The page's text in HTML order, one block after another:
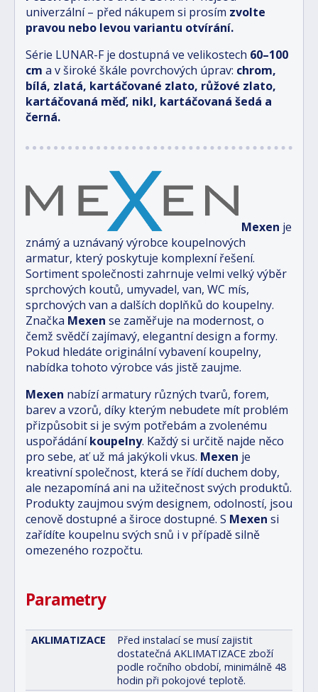
univerzální – před nákupem si prosím zvolte
pravou nebo levou variantu otvírání.
Série LUNAR-F je dostupná ve velikostech 60–100
cm a v široké škále povrchových úprav: chrom,
bílá, zlatá, kartáčované zlato, růžové zlato,
kartáčovaná měď, nikl, kartáčovaná šedá a
černá.
Mexen je
známý a uznávaný výrobce koupelnových
armatur, který poskytuje komplexní řešení.
Sortiment společnosti zahrnuje velmi velký výběr
sprchových koutů, umyvadel, van, WC mís,
sprchových van a dalších doplňků do koupelny.
Značka Mexen se zaměřuje na modernost, o
čemž svědčí zajímavý, elegantní design a formy.
Pokud hledáte originální vybavení koupelny,
nabídka tohoto výrobce vás jistě zaujme.
Mexen nabízí armatury různých tvarů, forem,
barev a vzorů, díky kterým nebudete mít problém
přizpůsobit si je svým potřebám a zvolenému
uspořádáníkoupelny. Každý si určitě najde něco
pro sebe, ať už má jakýkoli vkus. Mexen je
kreativní společnost, která se řídí duchem doby,
ale nezapomíná ani na užitečnost svých produktů.
Produkty zaujmou svým designem, odolností, jsou
cenově dostupné a široce dostupné. S Mexen si
zařídíte koupelnu svých snů i v případě silně
omezeného rozpočtu.
Parametry
AKLIMATIZACE
Před instalací se musí zajistit
dostatečná AKLIMATIZACE zboží
podle ročního období, minimálně 48
hodin při pokojové teplotě.